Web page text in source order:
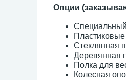
Опции
Стеклянная
Деревянная
Полка для
Колесная